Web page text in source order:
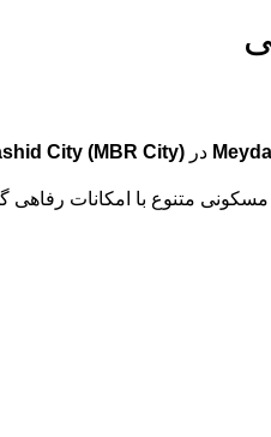
در City (MBR City)
متنوع با امکانات رفاهی